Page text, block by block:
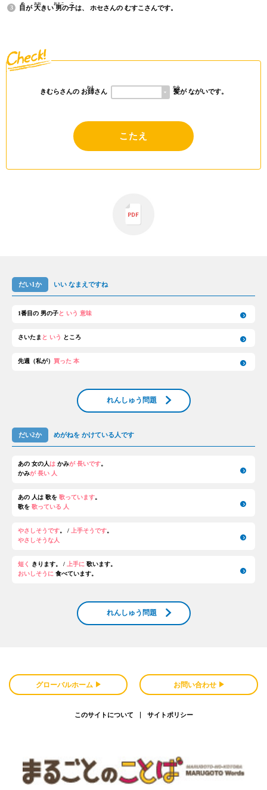
目
め
が大
おお
きい男
おとこ
の子
こ
は、 ホセさんの むすこさんです。
きむらさんの お姉
ねえ
さん 髪
かみ
が ながいです。
こたえ
だい1か いい なまえですね
1番目の 男の子と いう 意味
さいたま と いう ところ
先週（私が） 買った 本
れんしゅう問題
だい2か めがねを かけている人です
あの 女の人は かみが 長いです。
かみが 長い 人
あの 人は 歌を 歌っています。
歌を 歌っている 人
やさしそうです。 / 上手そうです。
やさしそうな人
短く きります。 / 上手に 歌います。
おいしそうに 食べています。
れんしゅう問題
このサイトについて サイトポリシー
グローバルホーム お問い合わせ